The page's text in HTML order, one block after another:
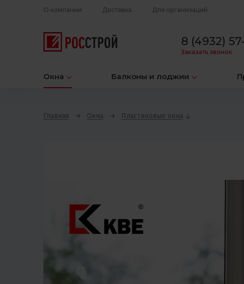
8 (4932)
Заказать звонок
Окна Балконы и лоджии
О компании Доставка Для организаций
Главная Окна Пластиковые окна